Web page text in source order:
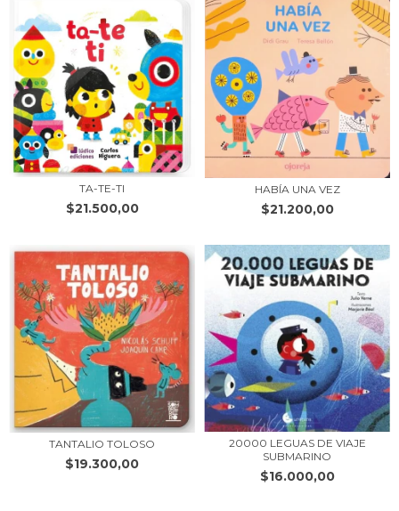
TA-TE-TI
$21.500,00
HABÍA UNA VEZ
$21.200,00
TANTALIO TOLOSO
$19.300,00
20000 LEGUAS DE VIAJE
SUBMARINO
$16.000,00